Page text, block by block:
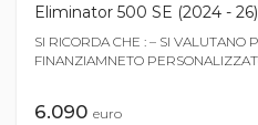
Eliminator 500 SE (2024 - 26)
SI RICORDA CHE : – SI VALUTANO
FINANZIAMNETO
6.090 euro